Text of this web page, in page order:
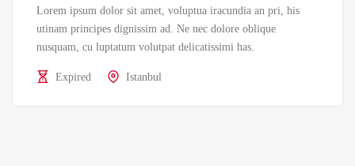
Lorem ipsum dolor sit amet, voluptua iracundia an pri, his
utinam principes dignissim ad. Ne nec dolore oblique
nusquam, cu luptatum volutpat delicatissimi has.
Expired Istanbul